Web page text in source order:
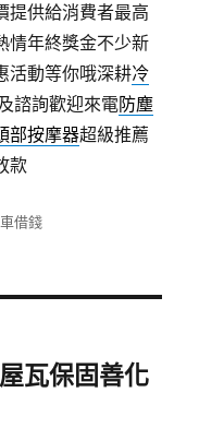
提供給消費者最高
情年終獎金不少新
活動等你哦深耕冷
諮詢歡迎來電防塵
部按摩器超級推薦
款
借錢
瓦保固善化